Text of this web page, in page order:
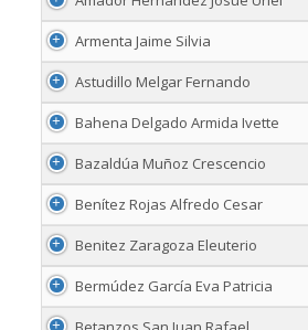
Armenta Jaime Silvia
Astudillo Melgar Fernando
Bahena Delgado Armida Ivette
Bazaldúa Muñoz Crescencio
Benítez Rojas Alfredo Cesar
Benitez Zaragoza Eleuterio
Bermúdez García Eva Patricia